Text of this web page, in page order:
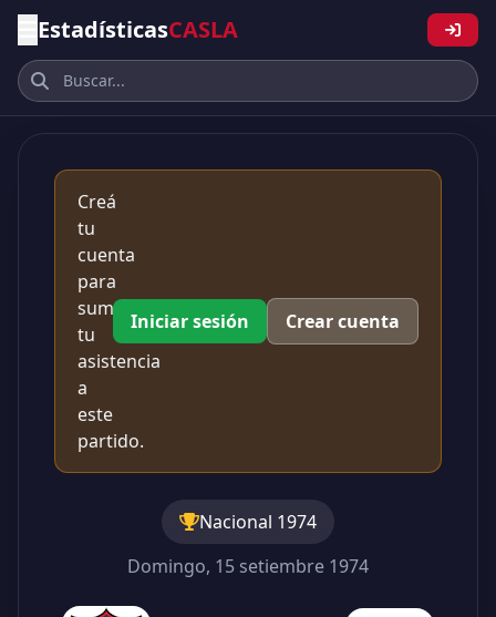
EstadísticasCASLA
Creá
tu
cuenta
para
sumar
tu
asistencia
a
este
partido.
Iniciar sesión Crear cuenta
Nacional 1974
Domingo, 15 setiembre 1974